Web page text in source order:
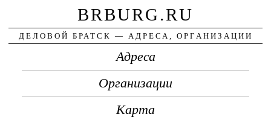
BRBURG.RU
ДЕЛОВОЙ БРАТСК — АДРЕСА, ОРГАНИЗАЦИИ
Адреса
Организации
Карта